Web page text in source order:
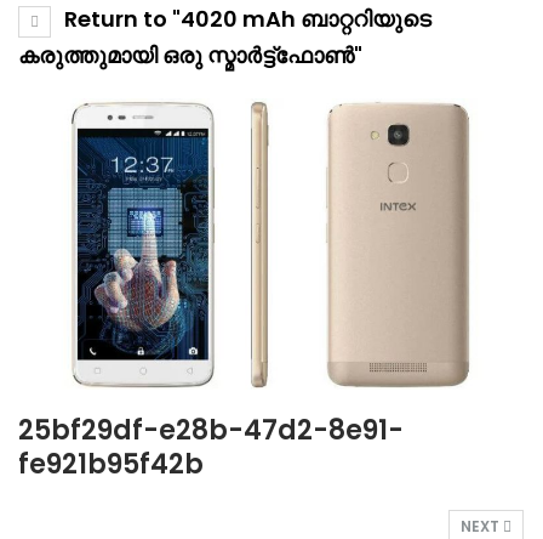
Return to "4020 mAh ബാറ്ററിയുടെ
കരുത്തുമായി ഒരു സ്മാര്‍ട്ട്‌ഫോണ്‍"
25bf29df-e28b-47d2-8e91-
fe921b95f42b
NEXT